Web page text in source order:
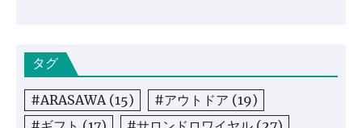
タグ
#ARASAWA (15) #アウトドア (19)